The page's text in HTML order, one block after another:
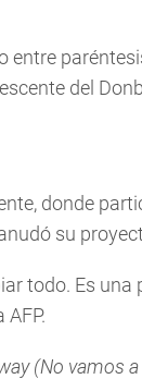
entre
del
donde
su
todo. Es
(No vamos